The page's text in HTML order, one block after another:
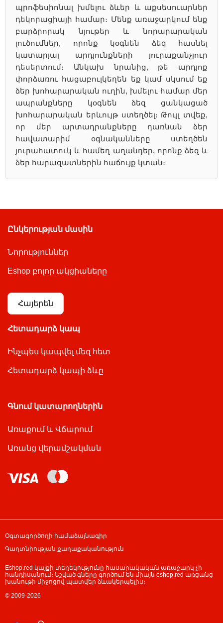
պրոֆեսիոնալ խմելու ձևեր և աքսեսուարներ
դեկորացիայի համար։ Մենք առաջարկում ենք
բարձրորակ նյութեր և նորարարական
լուծումներ, որոնք կօգնեն ձեզ հասնել
կատարյալ արդյունքների յուրաքանչյուր
դեսերտում։ Անկախ նրանից, թե արդյոք
փորձառու հացաբուլկեղեն եք կամ սկսում եք
ձեր խոհարարական ուղին, խմելու համար մեր
ապրանքները կօգնեն ձեզ ցանկացած
խոհարարական երևույթ ստեղծել։ Թույլ տվեք,
որ մեր արտադրանքները դառնան ձեր
հավատարիմ օգնականները ստեղծեն
յուրահատուկ և համեղ աղանդեր, որոնք ձեզ և
ձեր հարազատներին հաճույք կտան։
Ընկերության մասին
Նորություններ
Eshop բոլոր ակցիաները
Հայերեն
Հետադարձ կապ
Ինչպես կապվել մեզ հետ
Հետադարձ կապի ձևը
Գնում կատարողներին
Առաքում և Վճարում
Առանց վերամշակման
Օգտագործողի համաձայնագիր
Գաղտնիության քաղաքականություն
Eshop.red կայքի տեղեկությունը հասարակական առաջարկ չի
հանդիսանում։ Նշված գները գործում են միայն eshop.red առցանց
խանութի միջոցով պատվեր ձևակերպելիս։
© 2009-2026